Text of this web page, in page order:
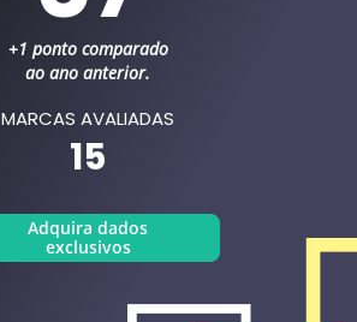
+1 ponto comparado
ao ano anterior.
MARCAS AVALIADAS
15
Adquira dados
exclusivos